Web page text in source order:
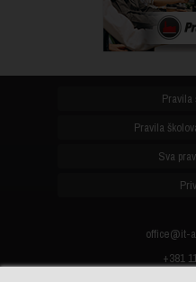
Pravila
Pravila
Sva
office@it-
+381